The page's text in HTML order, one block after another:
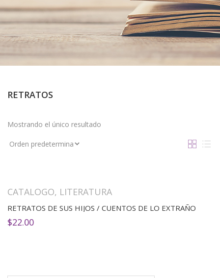
RETRATOS
Mostrando el único resultado
CATALOGO, LITERATURA
RETRATOS DE SUS HIJOS / CUENTOS DE LO EXTRAÑO
$22.00